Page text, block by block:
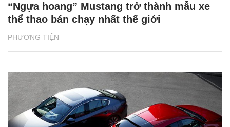
PHƯƠNG TIỆN
“Ngựa hoang” Mustang trở thành mẫu xe
thể thao bán chạy nhất thế giới